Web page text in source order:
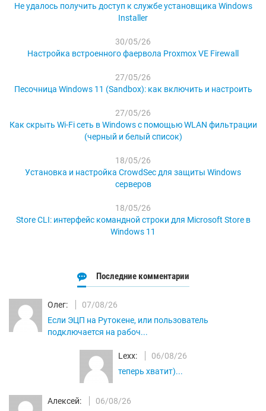
Не удалось получить доступ к службе установщика Windows
Installer
30/05/26
Настройка встроенного фаервола Proxmox VE Firewall
27/05/26
Песочница Windows 11 (Sandbox): как включить и настроить
27/05/26
Как скрыть Wi-Fi сеть в Windows с помощью WLAN фильтрации
(черный и белый список)
18/05/26
Установка и настройка CrowdSec для защиты Windows
серверов
18/05/26
Store CLI: интерфейс командной строки для Microsoft Store в
Windows 11
Последние комментарии
Олег:
07/08/26
Если ЭЦП на Рутокене, или пользователь
подключается на рабоч...
Lexx:
06/08/26
теперь хватит)...
Алексей:
06/08/26